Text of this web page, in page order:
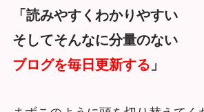
「読みやすくわかりやすい
そしてそんなに分量のない
ブログを毎日更新する 」